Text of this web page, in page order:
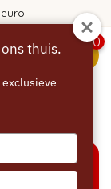
0
thuis.